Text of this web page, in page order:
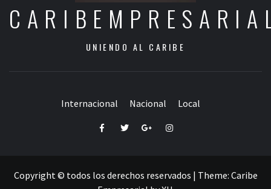
UNIENDO AL CARIBE
Internacional Nacional Local
FacebookTwitterGoogle+Instagram
Copyright © todos los derechos reservados | Theme: Caribe